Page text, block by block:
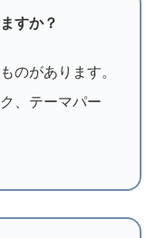
すか？
のがあります。
、テーマパー